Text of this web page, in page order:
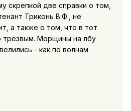
скрепкой две справки о том,
Триконь В.Ф., не
а также о том, что в тот
трезвым. Морщины на лбу
- как по волнам